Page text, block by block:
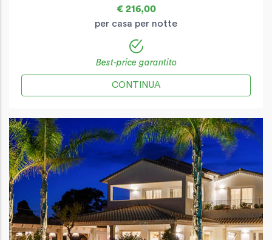
€ 216,00
per casa per notte
Best-price garantito
CONTINUA